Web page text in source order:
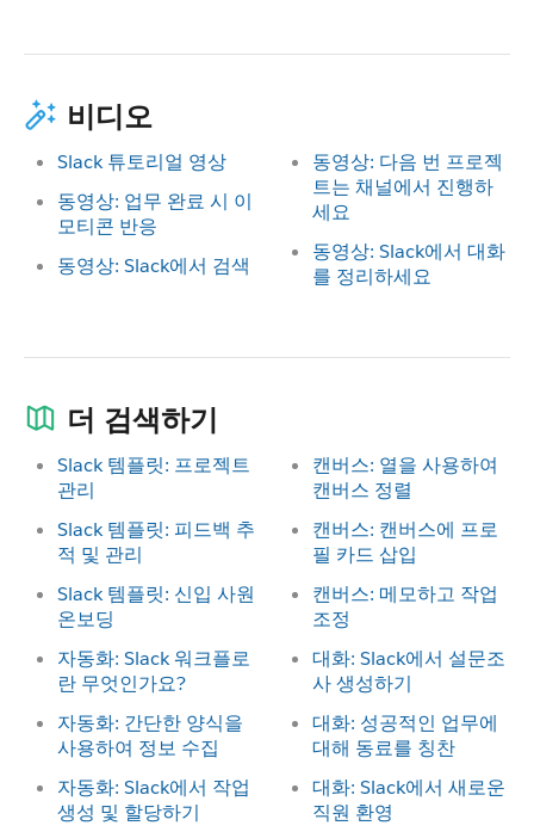
비디오
Slack 튜토리얼 영상
동영상: 업무 완료 시 이
모티콘 반응
동영상: Slack에서 검색
동영상: 다음 번 프로젝
트는 채널에서 진행하
세요
동영상: Slack에서 대화
를 정리하세요
더 검색하기
Slack 템플릿: 프로젝트
관리
Slack 템플릿: 피드백 추
적 및 관리
Slack 템플릿: 신입 사원
온보딩
자동화: Slack 워크플로
란 무엇인가요?
자동화: 간단한 양식을
사용하여 정보 수집
자동화: Slack에서 작업
생성 및 할당하기
캔버스: 열을 사용하여
캔버스 정렬
캔버스: 캔버스에 프로
필 카드 삽입
캔버스: 메모하고 작업
조정
대화: Slack에서 설문조
사 생성하기
대화: 성공적인 업무에
대해 동료를 칭찬
대화: Slack에서 새로운
직원 환영